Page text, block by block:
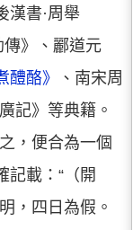
漢書·周舉
傳》、酈道元
醴酪》
、南宋周
記》等典籍。
，便合為一個
記載：“（開
，四日為假。